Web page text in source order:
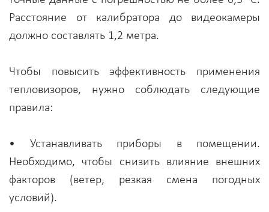
Расстояние от калибратора до видеокамеры
должно составлять 1,2 метра.
Чтобы повысить эффективность применения
тепловизоров, нужно соблюдать следующие
правила:
• Устанавливать приборы в помещении.
Необходимо, чтобы снизить влияние внешних
факторов (ветер, резкая смена погодных
условий).